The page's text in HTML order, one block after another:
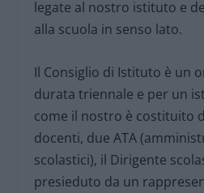
legate al nostro istituto e
alla scuola in senso lato.
Il Consiglio di Istituto è un
durata triennale e per un
come il nostro è costituito
docenti, due ATA
scolastici), il Dirigente
presieduto da un